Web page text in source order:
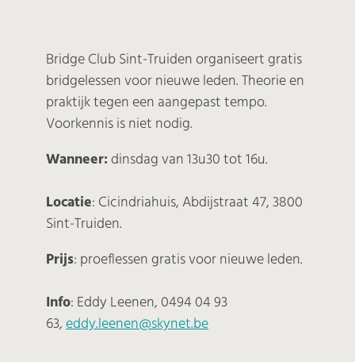
Bridge Club Sint-Truiden organiseert gratis
bridgelessen voor nieuwe leden. Theorie en
praktijk tegen een aangepast tempo.
Voorkennis is niet nodig.
Wanneer: dinsdag van 13u30 tot 16u.
Locatie: Cicindriahuis, Abdijstraat 47, 3800
Sint-Truiden.
Prijs: proeflessen gratis voor nieuwe leden.
Info: Eddy Leenen, 0494 04 93
63, eddy.leenen@skynet.be